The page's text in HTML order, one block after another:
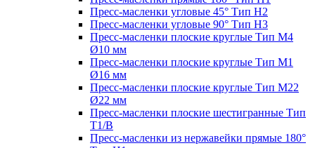
Пресс-масленки угловые 45° Тип H2
Пресс-масленки угловые 90° Тип H3
Пресс-масленки плоские круглые Тип M4
Ø10 мм
Пресс-масленки плоские круглые Тип M1
Ø16 мм
Пресс-масленки плоские круглые Тип M22
Ø22 мм
Пресс-масленки плоские шестигранные Тип
T1/B
Пресс-масленки из нержавейки прямые 180°